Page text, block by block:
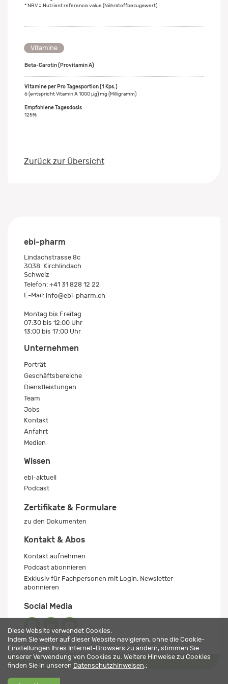
* NRV = Nutrient reference value (Nährstoffbezugswert)
Vitamine
Beta-Carotin (Provitamin A)
6 (entspricht Vitamin A 1000 μg) mg (Milligramm)
125%
Zurück zur Übersicht
ebi-pharm
Lindachstrasse 8c
3038 Kirchlindach
Schweiz
Telefon: +41 31 828 12 22
E-Mail: info@ebi-pharm.ch
Montag bis Freitag
07:30 bis 12:00 Uhr
13:00 bis 17:00 Uhr
Unternehmen
Porträt
Geschäftsbereiche
Dienstleistungen
Team
Jobs
Kontakt
Anfahrt
Medien
Wissen
ebi-aktuell
Podcast
Zertifikate & Formulare
zu den Dokumenten
Kontakt & Abos
Kontakt aufnehmen
Podcast abonnieren
Exklusiv für Fachpersonen mit Login: Newsletter
abonnieren
Social Media
Datenschutz
Diese Website verwendet Cookies.
Indem Sie weiter auf dieser Website navigieren, ohne die Cookie-
Einstellungen Ihres Internet-Browsers zu ändern, stimmen Sie
unserer Verwendung von Cookies zu. Weitere Hinweise zu Cookies
finden Sie in unseren Datenschutzhinweisen .;